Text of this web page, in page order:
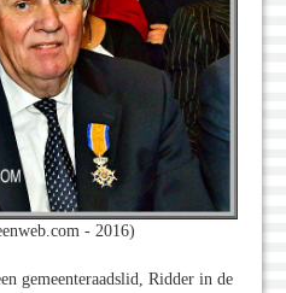
- 2016)
gemeenteraadslid, Ridder in de